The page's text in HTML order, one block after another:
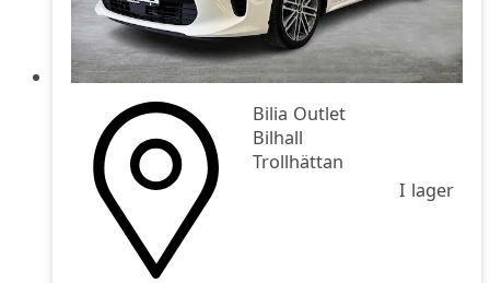
Bilia Outlet
Bilhall
Trollhättan
I lager